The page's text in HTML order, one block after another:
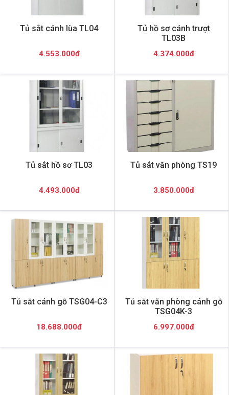
Tủ sắt cánh lùa TL04
4.553.000đ
Tủ hồ sơ cánh trượt
TL03B
4.374.000đ
Tủ sắt hồ sơ TL03
4.493.000đ
Tủ sắt văn phòng TS19
3.850.000đ
Tủ sắt cánh gỗ TSG04-C3
18.688.000đ
Tủ sắt văn phòng cánh gỗ
TSG04K-3
6.997.000đ